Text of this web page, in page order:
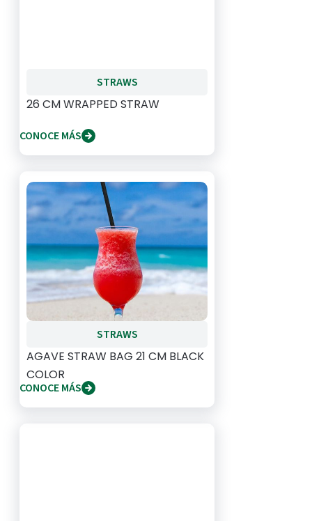
STRAWS
26 CM WRAPPED STRAW
CONOCE MÁS
STRAWS
AGAVE STRAW BAG 21 CM BLACK
COLOR
CONOCE MÁS